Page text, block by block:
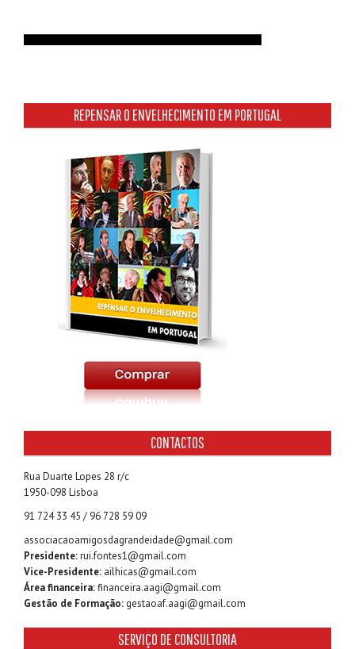
REPENSAR O ENVELHECIMENTO EM PORTUGAL
CONTACTOS
Rua Duarte Lopes 28 r/c
1950-098 Lisboa
91 724 33 45 / 96 728 59 09
associacaoamigosdagrandeidade@gmail.com
Presidente:rui.fontes1@gmail.com
Vice-Presidente: ailhicas@gmail.com
Área financeira:financeira.aagi@gmail.com
Gestão de Formação: gestaoaf.aagi@gmail.com
SERVIÇO DE CONSULTORIA